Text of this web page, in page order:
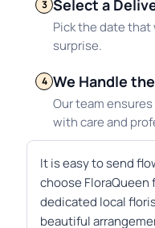
3 Select a
Pick the date
surprise.
4 We Handle
Our team
with care and
It is easy to send
choose FloraQueen
dedicated local
beautiful